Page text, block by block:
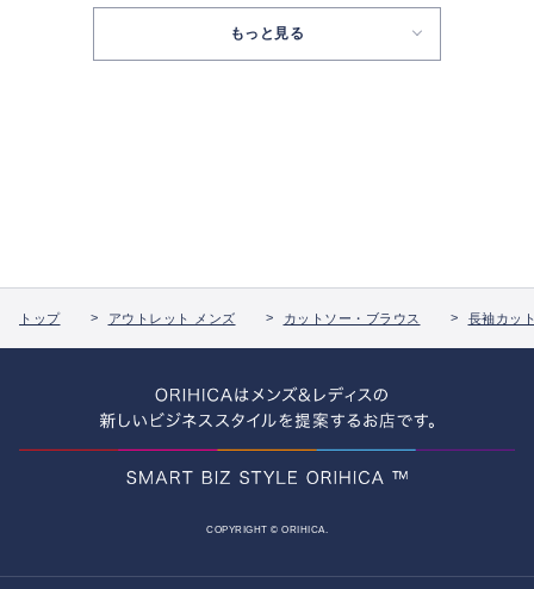
もっと見る
トップ アウトレット メンズ カットソー・ブラウス 長袖カッ
COPYRIGHT © ORIHICA.